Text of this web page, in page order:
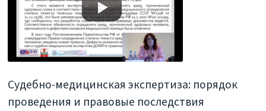
Судебно-медицинская экспертиза: порядок
проведения и правовые последствия